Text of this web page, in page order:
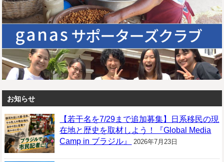
お知らせ
【若干名を7/29まで追加募集】日系移民の現
在地と歴史を取材しよう！『Global Media
Camp in ブラジル』
2026年7月23日